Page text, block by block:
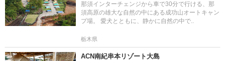
那須インターチェンジから車で30分で行ける、那
須高原の雄大な自然の中にある成功山オートキャン
プ場。 愛犬とともに、静かに自然の中で..
栃木県
ACN南紀串本リゾート大島